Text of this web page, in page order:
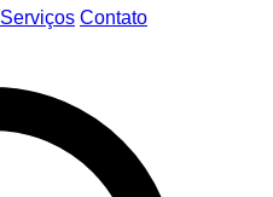
Serviços Contato